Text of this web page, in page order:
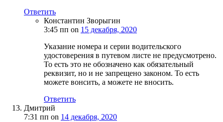
Ответить
Константин Зворыгин
3:45 пп on 15 декабря, 2020
Указание номера и серии водительского
удостоверения в путевом листе не предусмотрено.
То есть это не обозначено как обязательный
реквизит, но и не запрещено законом. То есть
можете вонсить, а можете не вносить.
Ответить
Дмитрий
7:31 пп on 14 декабря, 2020